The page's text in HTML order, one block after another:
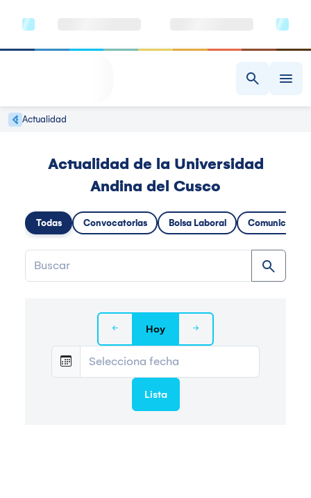
Actualidad
Actualidad de la Universidad
Andina del Cusco
Todas Convocatorias Bolsa Laboral Comunicados
Hoy
Lista